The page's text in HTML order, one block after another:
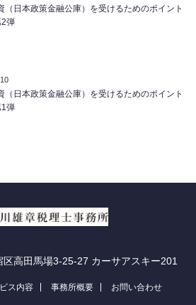
（日本政策金融公庫）を受けるためのポイント
弾
（日本政策金融公庫）を受けるためのポイント
弾
高田馬場3-25-27 カーサアスキー201
ス内容 事務所概要 お問い合わせ